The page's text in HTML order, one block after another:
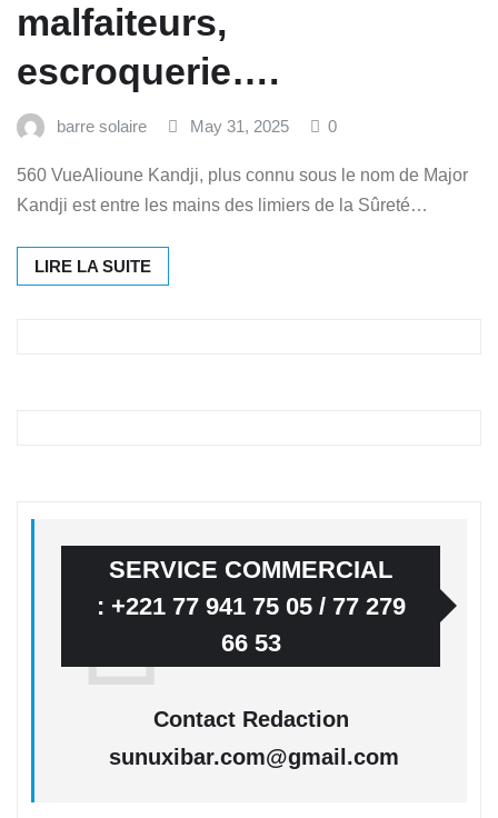
malfaiteurs,
escroquerie….
barre solaire May 31, 2025 0
560 VueAlioune Kandji, plus connu sous le nom de Major
Kandji est entre les mains des limiers de la Sûreté…
LIRE LA SUITE
SERVICE COMMERCIAL
: +221 77 941 75 05 / 77 279
66 53
Contact Redaction
sunuxibar.com@gmail.com